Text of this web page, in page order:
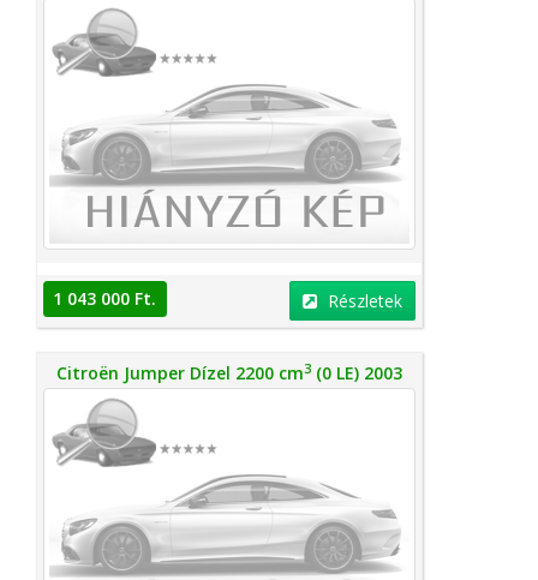
1 043 000 Ft. Részletek
Citroën Jumper Dízel 2200 cm3 (0 LE) 2003